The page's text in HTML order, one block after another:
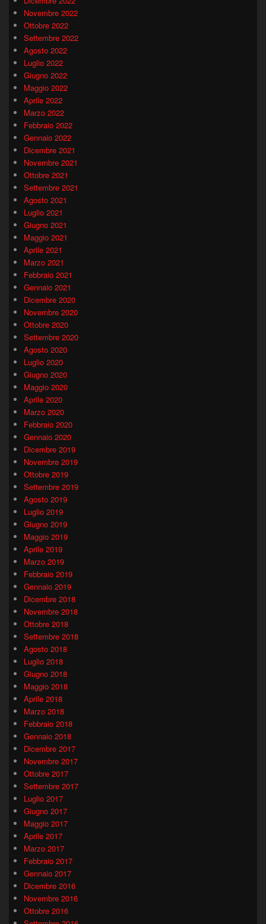
Novembre 2022
Ottobre 2022
Settembre 2022
Agosto 2022
Luglio 2022
Giugno 2022
Maggio 2022
Aprile 2022
Marzo 2022
Febbraio 2022
Gennaio 2022
Dicembre 2021
Novembre 2021
Ottobre 2021
Settembre 2021
Agosto 2021
Luglio 2021
Giugno 2021
Maggio 2021
Aprile 2021
Marzo 2021
Febbraio 2021
Gennaio 2021
Dicembre 2020
Novembre 2020
Ottobre 2020
Settembre 2020
Agosto 2020
Luglio 2020
Giugno 2020
Maggio 2020
Aprile 2020
Marzo 2020
Febbraio 2020
Gennaio 2020
Dicembre 2019
Novembre 2019
Ottobre 2019
Settembre 2019
Agosto 2019
Luglio 2019
Giugno 2019
Maggio 2019
Aprile 2019
Marzo 2019
Febbraio 2019
Gennaio 2019
Dicembre 2018
Novembre 2018
Ottobre 2018
Settembre 2018
Agosto 2018
Luglio 2018
Giugno 2018
Maggio 2018
Aprile 2018
Marzo 2018
Febbraio 2018
Gennaio 2018
Dicembre 2017
Novembre 2017
Ottobre 2017
Settembre 2017
Luglio 2017
Giugno 2017
Maggio 2017
Aprile 2017
Marzo 2017
Febbraio 2017
Gennaio 2017
Dicembre 2016
Novembre 2016
Ottobre 2016